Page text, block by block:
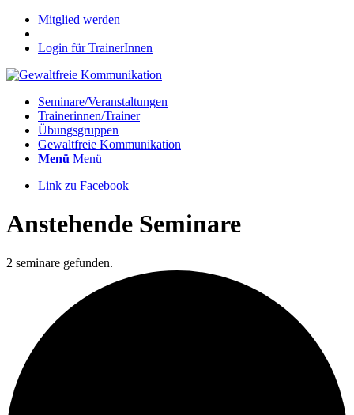
Mitglied werden
Login für TrainerInnen
Seminare/Veranstaltungen
Trainerinnen/Trainer
Übungsgruppen
Gewaltfreie Kommunikation
Menü Menü
Link zu Facebook
Anstehende Seminare
2 seminare gefunden.